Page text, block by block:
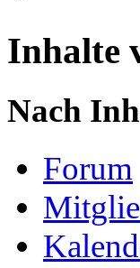
Inhalte
Nach
Forum